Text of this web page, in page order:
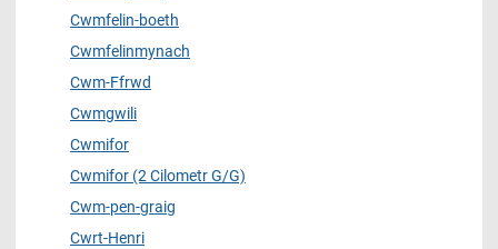
Cwmfelin-boeth
Cwmfelinmynach
Cwm-Ffrwd
Cwmgwili
Cwmifor
Cwmifor (2 Cilometr G/G)
Cwm-pen-graig
Cwrt-Henri